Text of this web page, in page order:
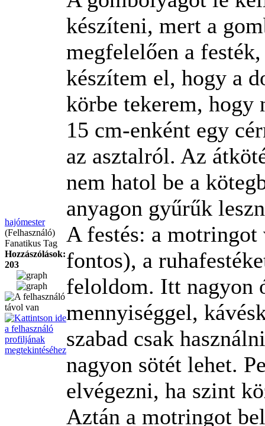
hajómester
(Felhasználó)
Fanatikus Tag
Hozzászólások:
203
készíteni, mert a
megfelelően a
készítem el, hogy a
körbe tekerem, hogy
15 cm-enként egy
az asztalról. Az
nem hatol be a
anyagon gyűrűk
A festés: a
fontos), a
feloldom. Itt nagyon
mennyiséggel,
szabad csak
nagyon sötét lehet.
elvégezni, ha szint
Aztán a motringot